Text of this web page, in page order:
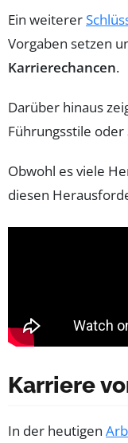
Ein weiterer
Vorgaben setzen
Karrierechancen.
Darüber hinaus
Führungsstile oder
Obwohl es viele
diesen
Karriere
In der heutigen